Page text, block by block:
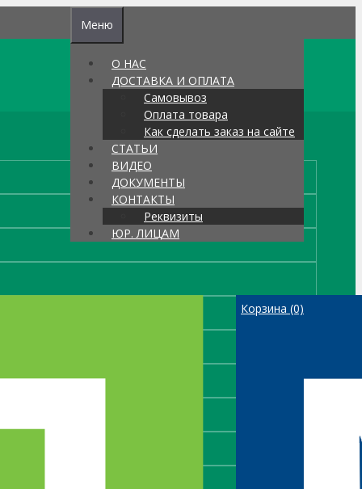
Меню
О НАС
ДОСТАВКА И ОПЛАТА
Самовывоз
Оплата товара
Как сделать заказ на сайте
СТАТЬИ
ВИДЕО
ДОКУМЕНТЫ
КОНТАКТЫ
Реквизиты
ЮР. ЛИЦАМ
Корзина (0)